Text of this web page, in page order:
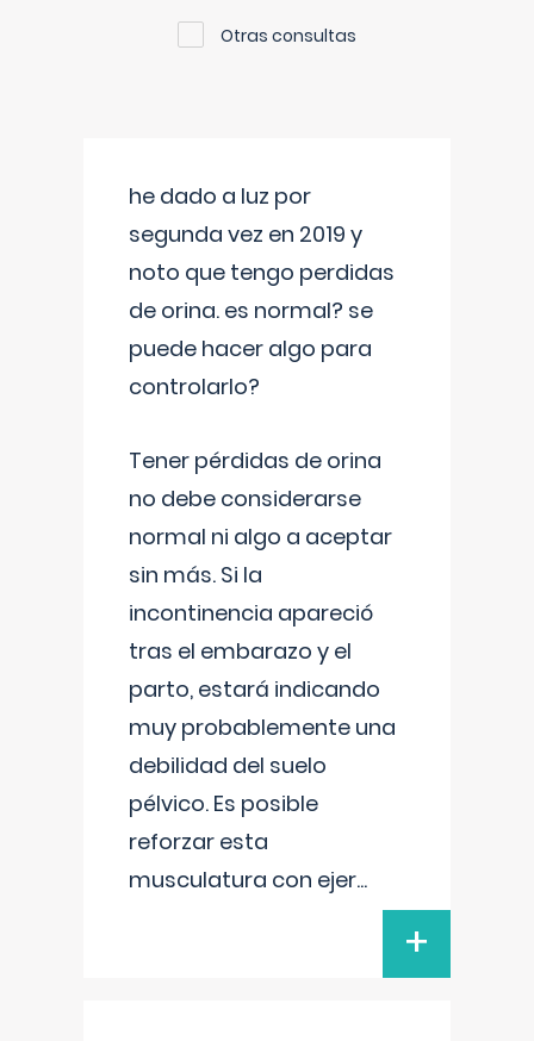
Otras consultas
he dado a luz por
segunda vez en 2019 y
noto que tengo perdidas
de orina. es normal? se
puede hacer algo para
controlarlo?
Tener pérdidas de orina
no debe considerarse
normal ni algo a aceptar
sin más. Si la
incontinencia apareció
tras el embarazo y el
parto, estará indicando
muy probablemente una
debilidad del suelo
pélvico. Es posible
reforzar esta
musculatura con ejer...
+